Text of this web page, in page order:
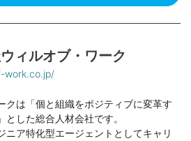
ィルオブ・ワーク
work.co.jp/
クは「個と組織をポジティブに変革す
した総合人材会社です。
ニア特化型エージェントとしてキャリ